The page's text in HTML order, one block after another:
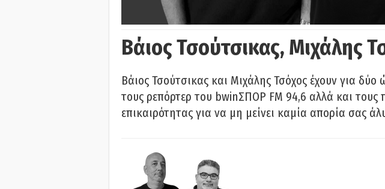
Βάιος Τσούτσικας, Μιχάλης
Βάιος Τσούτσικας και Μιχάλης Τσόχος έχουν για δύο
τους ρεπόρτερ του bwinΣΠΟΡ FM 94,6 αλλά και τους
επικαιρότητας για να μη μείνει καμία απορία σας